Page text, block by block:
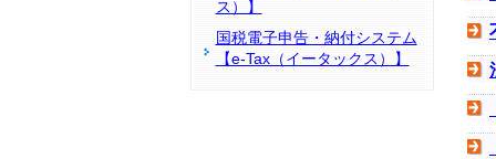
ス）】
国税電子申告・納付システム
【e-Tax（イータックス）】